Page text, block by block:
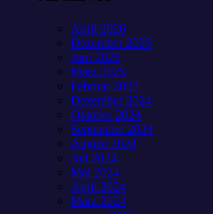
April 2026
Dezember 2025
Juni 2025
März 2025
Februar 2025
Dezember 2024
Oktober 2024
September 2024
August 2024
Juli 2024
Mai 2024
April 2024
März 2024